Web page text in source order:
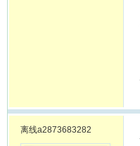
离线a2873683282